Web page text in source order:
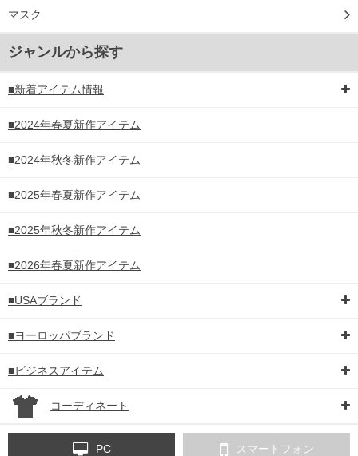
マスク
ジャンルから探す
■新着アイテム情報
■2024年春夏新作アイテム
■2024年秋冬新作アイテム
■2025年春夏新作アイテム
■2025年秋冬新作アイテム
■2026年春夏新作アイテム
■USAブランド
■ヨーロッパブランド
■ビジネスアイテム
コーディネート
PC スマートフォン